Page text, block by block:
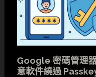
Google 密碼管理
意軟件繞過